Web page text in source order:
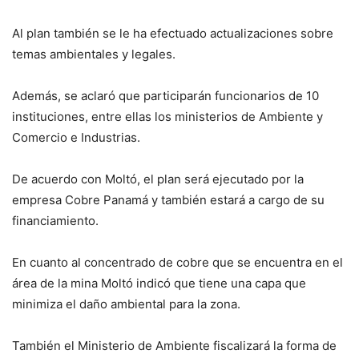
Al plan también se le ha efectuado actualizaciones sobre
temas ambientales y legales.
Además, se aclaró que participarán funcionarios de 10
instituciones, entre ellas los ministerios de Ambiente y
Comercio e Industrias.
De acuerdo con Moltó, el plan será ejecutado por la
empresa Cobre Panamá y también estará a cargo de su
financiamiento.
En cuanto al concentrado de cobre que se encuentra en el
área de la mina Moltó indicó que tiene una capa que
minimiza el daño ambiental para la zona.
También el Ministerio de Ambiente fiscalizará la forma de